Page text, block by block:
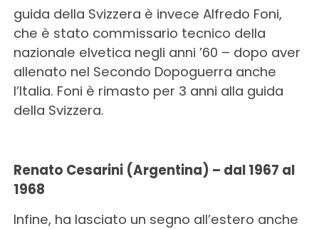
guida della Svizzera è invece Alfredo Foni,
che è stato commissario tecnico della
nazionale elvetica negli anni ’60 – dopo aver
allenato nel Secondo Dopoguerra anche
l’Italia. Foni è rimasto per 3 anni alla guida
della Svizzera.
Renato Cesarini (Argentina) – dal 1967 al
1968
Infine, ha lasciato un segno all’estero anche